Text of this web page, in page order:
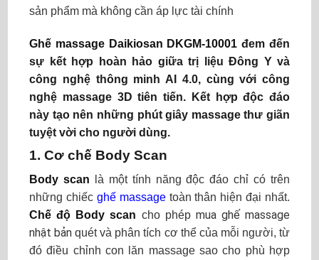
sản phẩm mà không cần áp lực tài chính
Ghế massage Daikiosan DKGM-10001 đem đến
sự kết hợp hoàn hảo giữa trị liệu Đông Y và
công nghệ thông minh AI 4.0, cùng với công
nghệ massage 3D tiên tiến. Kết hợp độc đáo
này tạo nên những phút giây massage thư giãn
tuyệt vời cho người dùng.
1. Cơ chế Body Scan
Body scan là một tính năng độc đáo chỉ có trên
những chiếc ghế massagetoàn thân hiện đại nhất.
Chế độ Body scan cho phép mua ghế massage
nhật bản quét và phân tích cơ thể của mỗi người, từ
đó điều chỉnh con lăn massage sao cho phù hợp